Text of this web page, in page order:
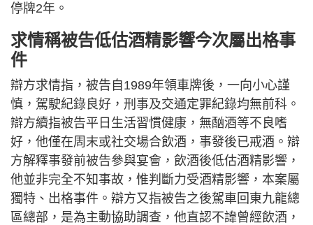
停牌2年。
求情稱被告低估酒精影響今次屬出格事
件
辯方求情指，被告自1989年領車牌後，一向小心謹
慎，駕駛紀錄良好，刑事及交通定罪紀錄均無前科。
辯方續指被告平日生活習慣健康，無酗酒等不良嗜
好，他僅在周末或社交場合飲酒，事發後已戒酒。辯
方解釋事發前被告參與宴會，飲酒後低估酒精影響，
他並非完全不知事故，惟判斷力受酒精影響，本案屬
獨特、出格事件。辯方又指被告之後駕車回東九龍總
區總部，是為主動協助調查，他直認不諱曾經飲酒，